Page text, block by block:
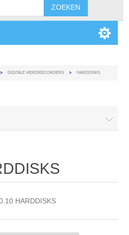
> DIGITALE VIDEORECORDERS > HARDDISKS
HARDDISKS